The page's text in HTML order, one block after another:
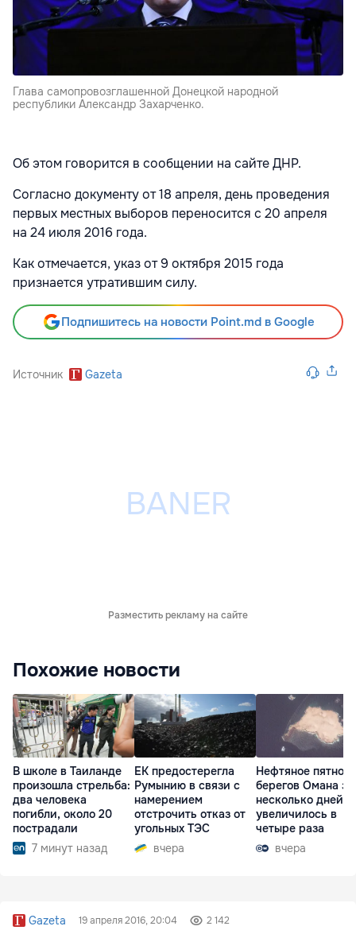
Глава самопровозглашенной Донецкой народной
республики Александр Захарченко.
Об этом говорится в сообщении на сайте ДНР.
Согласно документу от 18 апреля, день проведения
первых местных выборов переносится с 20 апреля
на 24 июля 2016 года.
Как отмечается, указ от 9 октября 2015 года
признается утратившим силу.
Подпишитесь на новости Point.md в Google
Источник Gazeta
Разместить рекламу на сайте
Похожие новости
В школе в Таиланде
произошла стрельба:
два человека
погибли, около 20
пострадали
7 минут назад
ЕК предостерегла
Румынию в связи с
намерением
отстрочить отказ от
угольных ТЭС
вчера
Нефтяное пятно у
берегов Омана за
несколько дней
увеличилось в
четыре раза
вчера
Gazeta 19 апреля 2016, 20:04 2 142